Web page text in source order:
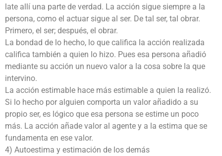
late allí una parte de verdad. La acción sigue siempre a la
persona, como el actuar sigue al ser. De tal ser, tal obrar.
Primero, el ser; después, el obrar.
La bondad de lo hecho, lo que califica la acción realizada
califica también a quien lo hizo. Pues esa persona añadió
mediante su acción un nuevo valor a la cosa sobre la que
intervino.
La acción estimable hace más estimable a quien la realizó.
Si lo hecho por alguien comporta un valor añadido a su
propio ser, es lógico que esa persona se estime un poco
más. La acción añade valor al agente y a la estima que se
fundamenta en ese valor.
4) Autoestima y estimación de los demás